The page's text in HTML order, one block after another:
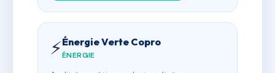
⚡Énergie Verte Copro
ÉNERGIE